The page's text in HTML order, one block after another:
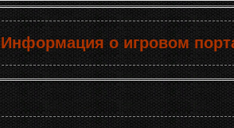
Информация о игровом